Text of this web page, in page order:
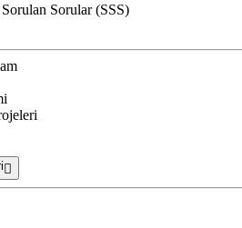
Sorular (SSS)